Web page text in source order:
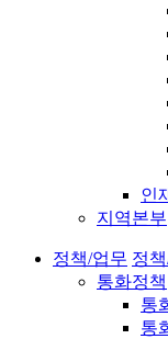
인
지역본부
정책/업무 정
통화정책
통
통